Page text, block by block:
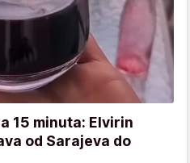
15 minuta: Elvirin
od Sarajeva do